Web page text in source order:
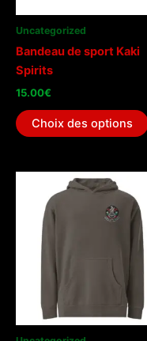
Uncategorized
Bandeau de sport Kaki
Spirits
15.00€
Choix des options